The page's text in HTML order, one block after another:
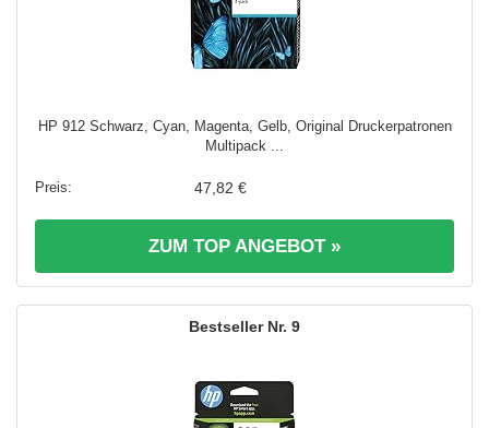
HP 912 Schwarz, Cyan, Magenta, Gelb, Original Druckerpatronen
Multipack ...
47,82 €
ZUM TOP ANGEBOT »
9